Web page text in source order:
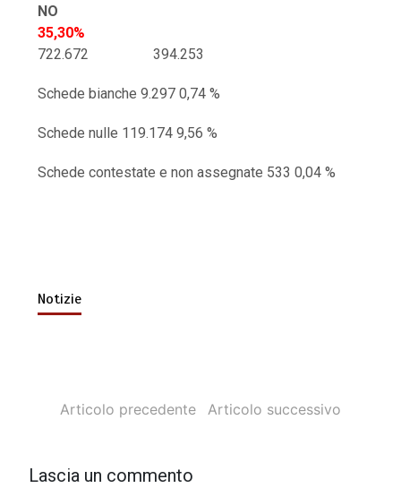
NO
35,30%
722.672 394.253
Schede bianche 9.297 0,74 %
Schede nulle 119.174 9,56 %
Schede contestate e non assegnate 533 0,04 %
Notizie
Articolo precedente Articolo successivo
Lascia un commento